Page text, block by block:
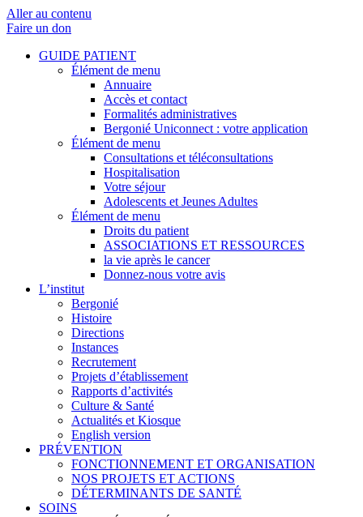
Aller au contenu
Faire un don
GUIDE PATIENT
Élément de menu
Annuaire
Accès et contact
Formalités administratives
Bergonié Uniconnect : votre application
Élément de menu
Consultations et téléconsultations
Hospitalisation
Votre séjour
Adolescents et Jeunes Adultes
Élément de menu
Droits du patient
ASSOCIATIONS ET RESSOURCES
la vie après le cancer
Donnez-nous votre avis
L’institut
Bergonié
Histoire
Directions
Instances
Recrutement
Projets d’établissement
Rapports d’activités
Culture & Santé
Actualités et Kiosque
English version
PRÉVENTION
FONCTIONNEMENT ET ORGANISATION
NOS PROJETS ET ACTIONS
DÉTERMINANTS DE SANTÉ
SOINS